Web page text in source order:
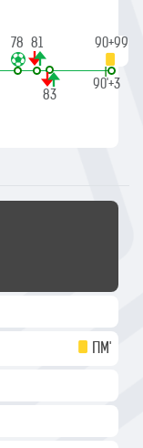
78 81 90+99
83
|
90'+3
ПМ'